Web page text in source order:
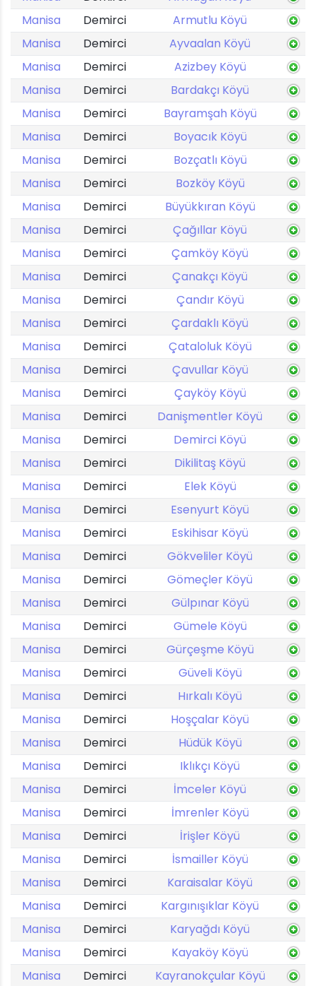
Manisa
Demirci
Armutlu Köyü
Manisa
Demirci
Ayvaalan Köyü
Manisa
Demirci
Azizbey Köyü
Manisa
Demirci
Bardakçı Köyü
Manisa
Demirci
Bayramşah Köyü
Manisa
Demirci
Boyacık Köyü
Manisa
Demirci
Bozçatlı Köyü
Manisa
Demirci
Bozköy Köyü
Manisa
Demirci
Büyükkıran Köyü
Manisa
Demirci
Çağıllar Köyü
Manisa
Demirci
Çamköy Köyü
Manisa
Demirci
Çanakçı Köyü
Manisa
Demirci
Çandır Köyü
Manisa
Demirci
Çardaklı Köyü
Manisa
Demirci
Çataloluk Köyü
Manisa
Demirci
Çavullar Köyü
Manisa
Demirci
Çayköy Köyü
Manisa
Demirci
Danişmentler Köyü
Manisa
Demirci
Demirci Köyü
Manisa
Demirci
Dikilitaş Köyü
Manisa
Demirci
Elek Köyü
Manisa
Demirci
Esenyurt Köyü
Manisa
Demirci
Eskihisar Köyü
Manisa
Demirci
Gökveliler Köyü
Manisa
Demirci
Gömeçler Köyü
Manisa
Demirci
Gülpınar Köyü
Manisa
Demirci
Gümele Köyü
Manisa
Demirci
Gürçeşme Köyü
Manisa
Demirci
Güveli Köyü
Manisa
Demirci
Hırkalı Köyü
Manisa
Demirci
Hoşçalar Köyü
Manisa
Demirci
Hüdük Köyü
Manisa
Demirci
Iklıkçı Köyü
Manisa
Demirci
İmceler Köyü
Manisa
Demirci
İmrenler Köyü
Manisa
Demirci
İrişler Köyü
Manisa
Demirci
İsmailler Köyü
Manisa
Demirci
Karaisalar Köyü
Manisa
Demirci
Kargınışıklar Köyü
Manisa
Demirci
Karyağdı Köyü
Manisa
Demirci
Kayaköy Köyü
Manisa
Demirci
Kayranokçular Köyü